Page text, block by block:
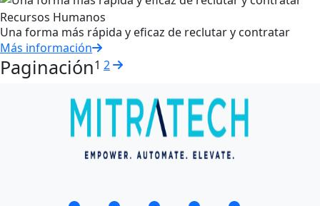
Recursos Humanos
Una forma más rápida y eficaz de reclutar y contratar
Más información
Paginación1 2